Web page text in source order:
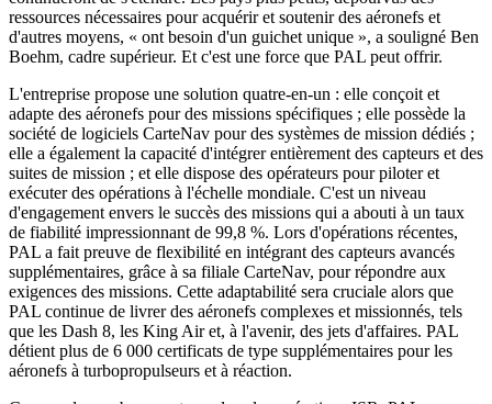
ressources nécessaires pour acquérir et soutenir des aéronefs et
d'autres moyens, « ont besoin d'un guichet unique », a souligné Ben
Boehm, cadre supérieur. Et c'est une force que PAL peut offrir.
L'entreprise propose une solution quatre-en-un : elle conçoit et
adapte des aéronefs pour des missions spécifiques ; elle possède la
société de logiciels CarteNav pour des systèmes de mission dédiés ;
elle a également la capacité d'intégrer entièrement des capteurs et des
suites de mission ; et elle dispose des opérateurs pour piloter et
exécuter des opérations à l'échelle mondiale. C'est un niveau
d'engagement envers le succès des missions qui a abouti à un taux
de fiabilité impressionnant de 99,8 %. Lors d'opérations récentes,
PAL a fait preuve de flexibilité en intégrant des capteurs avancés
supplémentaires, grâce à sa filiale CarteNav, pour répondre aux
exigences des missions. Cette adaptabilité sera cruciale alors que
PAL continue de livrer des aéronefs complexes et missionnés, tels
que les Dash 8, les King Air et, à l'avenir, des jets d'affaires. PAL
détient plus de 6 000 certificats de type supplémentaires pour les
aéronefs à turbopropulseurs et à réaction.